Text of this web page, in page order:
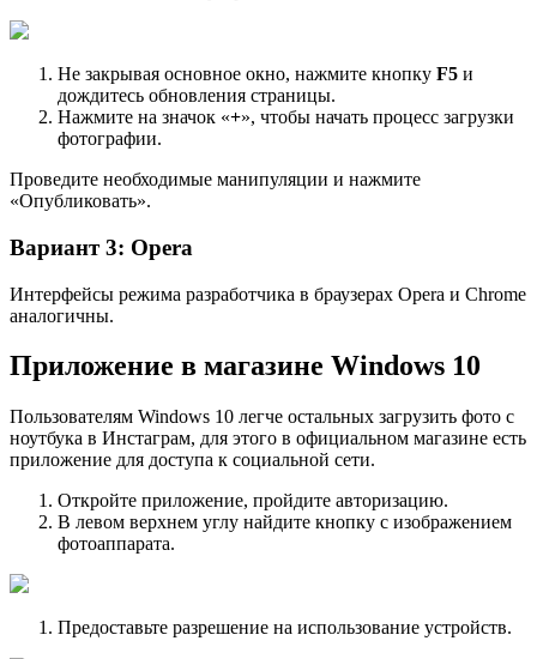
Не закрывая основное окно, нажмите кнопку F5 и
дождитесь обновления страницы.
Нажмите на значок «+», чтобы начать процесс загрузки
фотографии.
Проведите необходимые манипуляции и нажмите
«Опубликовать».
Вариант 3: Opera
Интерфейсы режима разработчика в браузерах Opera и Chrome
аналогичны.
Приложение в магазине Windows 10
Пользователям Windows 10 легче остальных загрузить фото с
ноутбука в Инстаграм, для этого в официальном магазине есть
приложение для доступа к социальной сети.
Откройте приложение, пройдите авторизацию.
В левом верхнем углу найдите кнопку с изображением
фотоаппарата.
Предоставьте разрешение на использование устройств.